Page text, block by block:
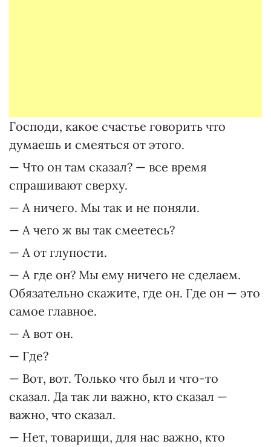
Господи, какое счастье говорить что
думаешь и смеяться от этого.
— Что он там сказал? — все время
спрашивают сверху.
— А ничего. Мы так и не поняли.
— А чего ж вы так смеетесь?
— А от глупости.
— А где он? Мы ему ничего не сделаем.
Обязательно скажите, где он. Где он — это
самое главное.
— А вот он.
— Где?
— Вот, вот. Только что был и что-то
сказал. Да так ли важно, кто сказал —
важно, что сказал.
— Нет, товарищи, для нас важно, кто